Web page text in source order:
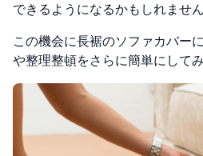
できるようになるかもしれません
この機会に長裾のソファカバー
や整理整頓をさらに簡単にして